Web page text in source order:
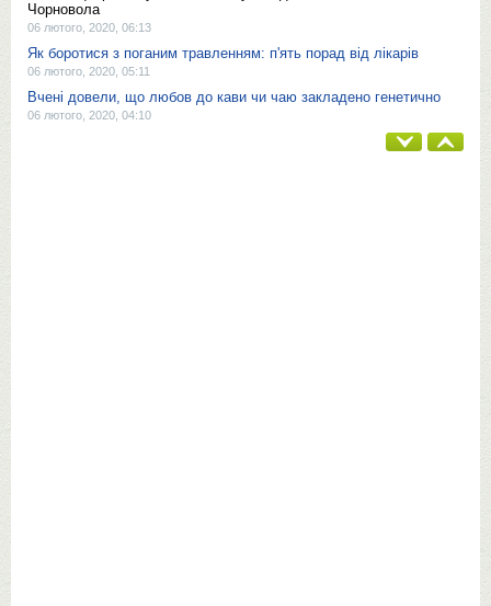
Чорновола
06 лютого, 2020, 06:13
Як боротися з поганим травленням: п'ять порад від лікарів
06 лютого, 2020, 05:11
Вчені довели, що любов до кави чи чаю закладено генетично
06 лютого, 2020, 04:10